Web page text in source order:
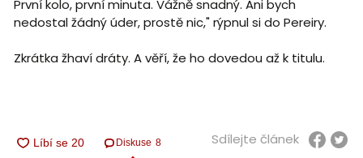
První kolo, první minuta. Vážně snadný. Ani bych
nedostal žádný úder, prostě nic," rýpnul si do Pereiry.
Zkrátka žhaví dráty. A věří, že ho dovedou až k titulu.
Diskuse 8 Sdílejte článek